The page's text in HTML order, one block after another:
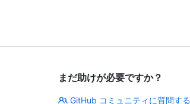
まだ助けが必要ですか？
GitHub コミュニティに質問する